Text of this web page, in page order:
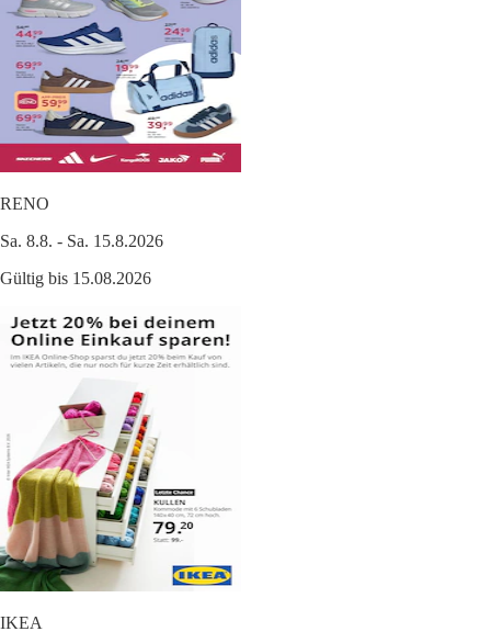
RENO
Sa. 8.8. - Sa. 15.8.2026
Gültig bis 15.08.2026
IKEA